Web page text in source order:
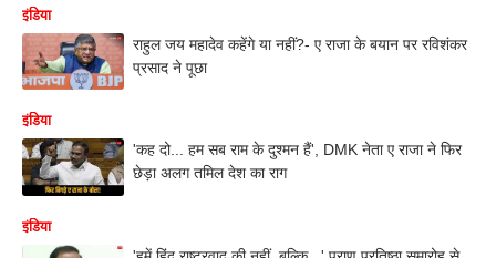
इंडिया
राहुल जय महादेव कहेंगे या नहीं?- ए राजा के बयान पर रविशंकर
प्रसाद ने पूछा
इंडिया
'कह दो... हम सब राम के दुश्मन हैं', DMK नेता ए राजा ने फिर
छेड़ा अलग तमिल देश का राग
इंडिया